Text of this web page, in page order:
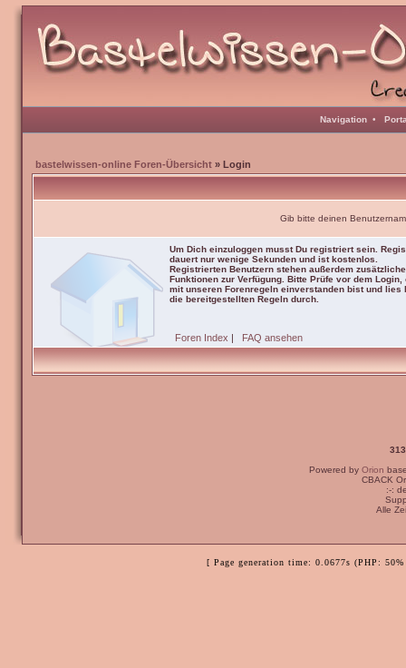
Navigation •
bastelwissen-online Foren-Übersicht » Login
Gib bitte deinen
Um Dich einzuloggen musst Du registriert sein.
dauert nur wenige Sekunden und ist kostenlos.
Registrierten Benutzern stehen außerdem zusätzliche
Funktionen zur Verfügung. Bitte Prüfe vor dem Login,
mit unseren Forenregeln einverstanden bist und lies
die bereitgestellten Regeln durch.
Foren Index | FAQ ansehen
Powered by Orion
CBACK
:-:
Alle
[ Page generation time: 0.0677s (PHP: